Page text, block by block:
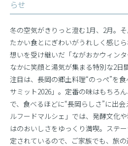
らせ
冬の空気がきりっと澄む1月、2月。
たかい食とにぎわいがうれしく感じ
想いを受け継いだ「ながおかウィン
なかに笑顔と湯気が集まる特別な2日
注目は、長岡の郷土料理“のっぺ”を
サミット2026」。定番の味はもちろ
で、食べるほどに“長岡らしさ”に出
ルフードマルシェ」では、発酵文化
はのおいしさをゆっくり満喫。ステ
定されているので、ご家族でも、旅